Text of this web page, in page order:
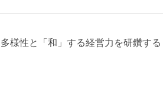
様性と「和」する経営力を研鑽する